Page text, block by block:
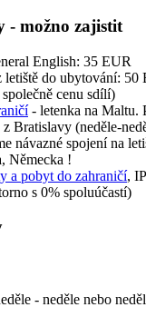
- možno zajistit
English: 35 EUR
letiště do ubytování: 50
cenu sdílí)
- letenka na Maltu.
z Bratislavy (neděle-
návazné spojení na
Německa !
a pobyt do zahraničí,
s 0% spoluúčastí)
- neděle nebo